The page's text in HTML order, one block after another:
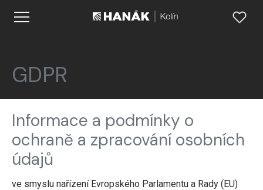
GDPR
Informace a podmínky o
ochraně a zpracování osobních
údajů
ve smyslu nařízení Evropského Parlamentu a Rady (EU)